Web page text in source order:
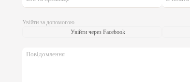
Увійти за допомогою
Увійти через Facebook